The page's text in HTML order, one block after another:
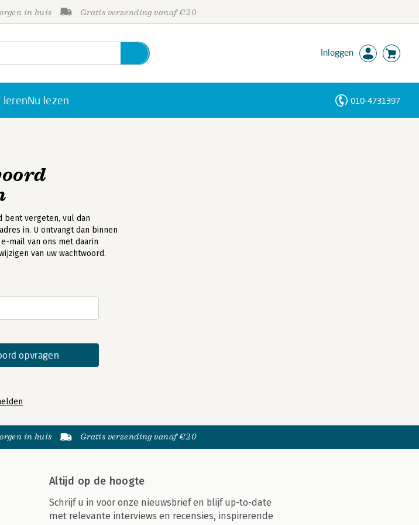
in huis Gratis verzending vanaf €20
Inloggen
Nu lezen 010-4731397
bent vergeten, vul dan
in. U ontvangt dan binnen
mail van ons met daarin
van uw wachtwoord.
in huis Gratis verzending vanaf €20
Altijd op de hoogte
Schrijf u in voor onze nieuwsbrief en blijf up-to-date
met relevante interviews en recensies, inspirerende
Personen